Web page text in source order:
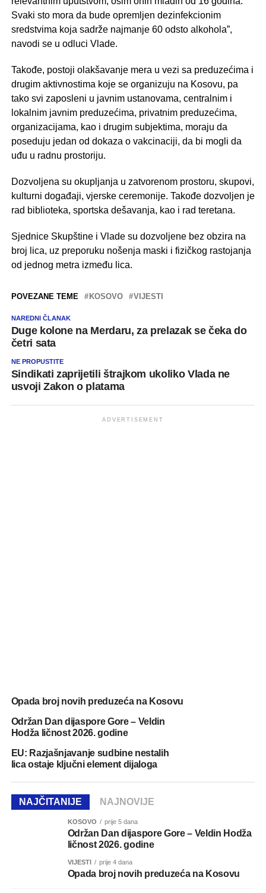
Svaki sto mora da bude opremljen dezinfekcionim
sredstvima koja sadrže najmanje 60 odsto alkohola”,
navodi se u odluci Vlade.
Takođe, postoji olakšavanje mera u vezi sa preduzećima i
drugim aktivnostima koje se organizuju na Kosovu, pa
tako svi zaposleni u javnim ustanovama, centralnim i
lokalnim javnim preduzećima, privatnim preduzećima,
organizacijama, kao i drugim subjektima, moraju da
poseduju jedan od dokaza o vakcinaciji, da bi mogli da
uđu u radnu prostoriju.
Dozvoljena su okupljanja u zatvorenom prostoru, skupovi,
kulturni događaji, vjerske ceremonije. Takođe dozvoljen je
rad biblioteka, sportska dešavanja, kao i rad teretana.
Sjednice Skupštine i Vlade su dozvoljene bez obzira na
broj lica, uz preporuku nošenja maski i fizičkog rastojanja
od jednog metra između lica.
POVEZANE TEME KOSOVO VIJESTI
NAREDNI ČLANAK
Duge kolone na Merdaru, za prelazak se čeka do
četri sata
NE PROPUSTITE
Sindikati zaprijetili štrajkom ukoliko Vlada ne
usvoji Zakon o platama
ADVERTISEMENT
Opada broj novih preduzeća na Kosovu
Održan Dan dijaspore Gore – Veldin
Hodža ličnost 2026. godine
EU: Razjašnjavanje sudbine nestalih
lica ostaje ključni element dijaloga
NAJČITANIJE NAJNOVIJE
KOSOVO prije 5 dana
Održan Dan dijaspore Gore – Veldin Hodža
ličnost 2026. godine
VIJESTI prije 4 dana
Opada broj novih preduzeća na Kosovu